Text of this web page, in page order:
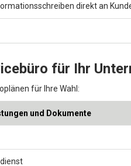
direkt an
für Ihr
für Ihre Wahl:
und Dokumente